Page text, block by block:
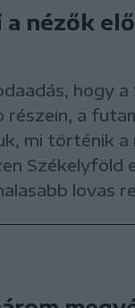
a nézők
hogy a
részein, a
mi történik a
Székelyföld
lovas